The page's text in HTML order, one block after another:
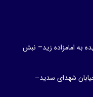
به امامزاده زید– نبش
شهدای سدید–